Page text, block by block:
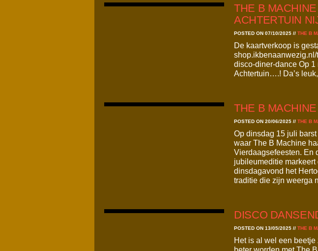
THE B
ACHTERTUIN
POSTED ON 07/10/2025//THE B
De kaartverkoop is
disco-diner-dance Op
Achtertuin….! Da’s
THE B
POSTED ON 20/06/2025//THE B
Op dinsdag 15 juli
waar The B Machine
Vierdaagsefeesten. En
jubileumeditie
dinsdagavond het
traditie die zijn weerga
DISCO
POSTED ON 13/05/2025//THE B
Het is al wel een